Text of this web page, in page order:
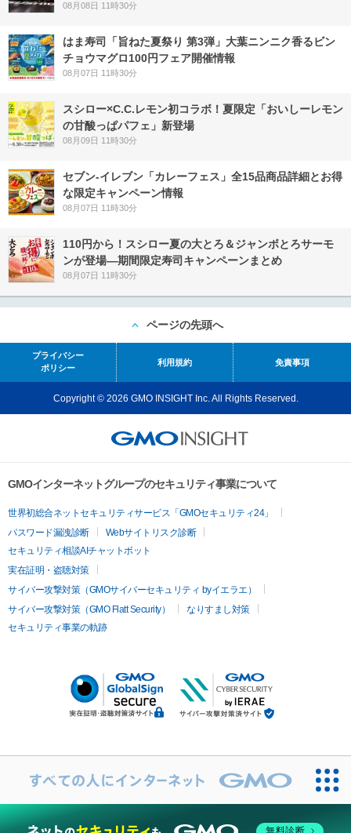
08月08日 11時30分
はま寿司「旨ねた夏祭り 第3弾」大葉ニンニク香るビン
チョウマグロ100円フェア開催情報
08月07日 11時30分
スシロー×C.C.レモン初コラボ！夏限定「おいしーレモン
の甘酸っぱパフェ」新登場
08月09日 11時30分
セブン‐イレブン「カレーフェス」全15品商品詳細とお得
な限定キャンペーン情報
08月07日 11時30分
110円から！スシロー夏の大とろ＆ジャンボとろサーモ
ンが登場―期間限定寿司キャンペーンまとめ
08月07日 11時30分
ページの先頭へ
プライバシー
ポリシー
利用規約 免責事項
Copyright © 2026 GMO INSIGHT Inc. All Rights Reserved.
GMOインターネットグループのセキュリティ事業について
世界初総合ネットセキュリティサービス「GMOセキュリティ24」
パスワード漏洩診断
Webサイトリスク診断
セキュリティ相談AIチャットボット
実在証明・盗聴対策
サイバー攻撃対策（GMOサイバーセキュリティ byイエラエ）
サイバー攻撃対策（GMO Flatt Security）
なりすまし対策
セキュリティ事業の軌跡